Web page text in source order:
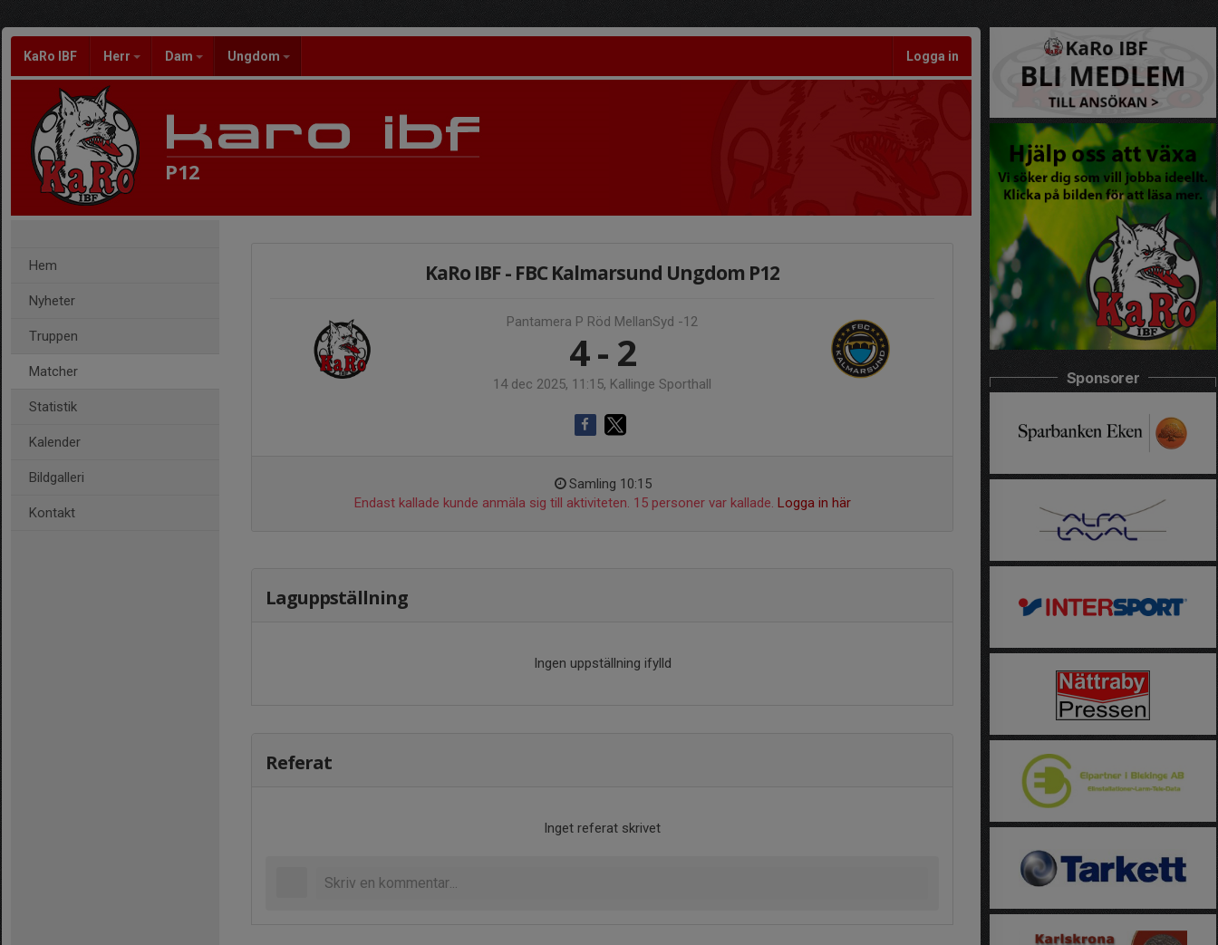
KaRo IBF Herr Dam Ungdom Logga in
P12
Hem
Nyheter
Truppen
Matcher
Statistik
Kalender
Bildgalleri
Kontakt
KaRo IBF - FBC Kalmarsund Ungdom P12
Pantamera P Röd MellanSyd -12
4 - 2
14 dec 2025, 11:15, Kallinge Sporthall
Samling 10:15
Endast kallade kunde anmäla sig till aktiviteten. 15 personer var kallade. Logga in här
Laguppställning
Ingen uppställning ifylld
Referat
Inget referat skrivet
Sponsorer